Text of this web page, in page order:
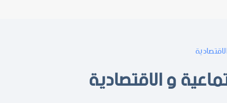
و الاقتصادية